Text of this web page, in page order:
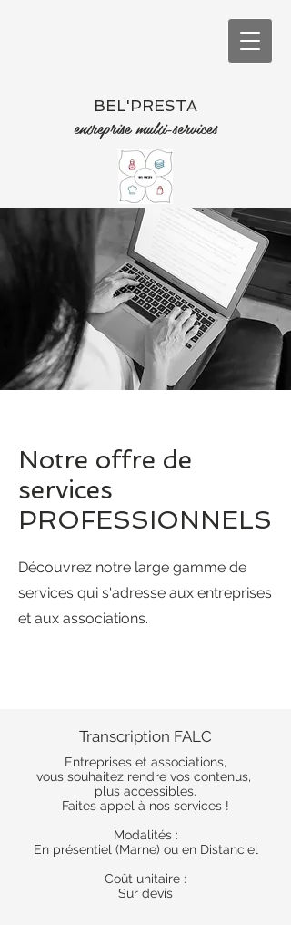
BEL'PRESTA
entreprise multi-services
Notre offre de
services
PROFESSIONNELS
Découvrez notre large gamme de
services qui s'adresse aux entreprises
et aux associations.
Transcription FALC
Entreprises et associations,
vous souhaitez rendre vos contenus,
plus accessibles.
Faites appel à nos services !
Modalités :
En présentiel (Marne) ou en Distanciel
Coût unitaire :
Sur devis